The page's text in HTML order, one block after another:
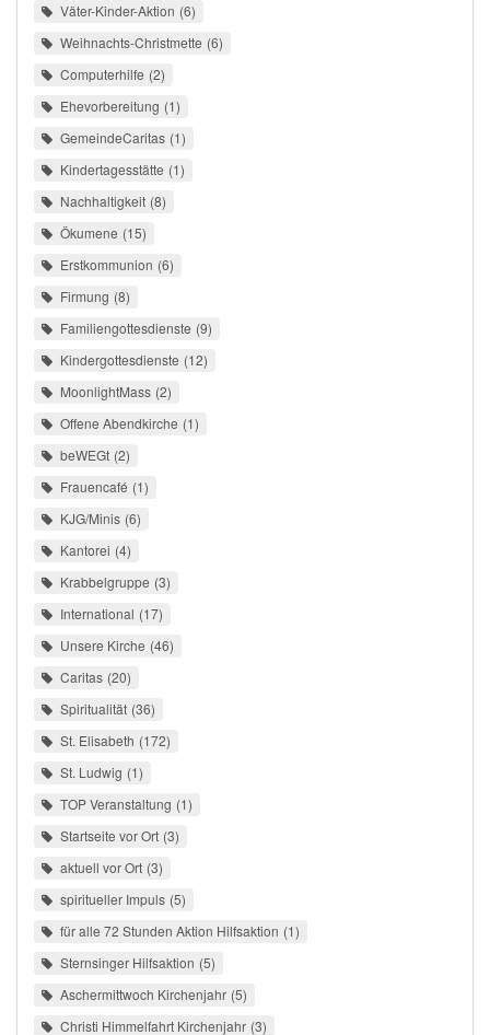
Väter-Kinder-Aktion 6
Weihnachts-Christmette 6
Computerhilfe 2
Ehevorbereitung 1
GemeindeCaritas 1
Kindertagesstätte 1
Nachhaltigkeit 8
Ökumene 15
Erstkommunion 6
Firmung 8
Familiengottesdienste 9
Kindergottesdienste 12
MoonlightMass 2
Offene Abendkirche 1
beWEGt 2
Frauencafé 1
KJG/Minis 6
Kantorei 4
Krabbelgruppe 3
International 17
Unsere Kirche 46
Caritas 20
Spiritualität 36
St. Elisabeth 172
St. Ludwig 1
TOP Veranstaltung 1
Startseite vor Ort 3
aktuell vor Ort 3
spiritueller Impuls 5
für alle 72 Stunden Aktion Hilfsaktion 1
Sternsinger Hilfsaktion 5
Aschermittwoch Kirchenjahr 5
Christi Himmelfahrt Kirchenjahr 3